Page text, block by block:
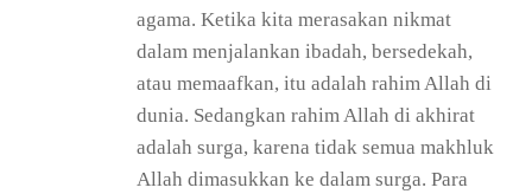
agama. Ketika kita merasakan nikmat
dalam menjalankan ibadah, bersedekah,
atau memaafkan, itu adalah rahim Allah di
dunia. Sedangkan rahim Allah di akhirat
adalah surga, karena tidak semua makhluk
Allah dimasukkan ke dalam surga. Para